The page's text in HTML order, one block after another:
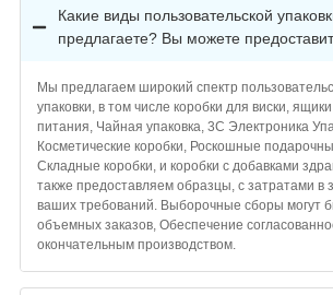
Какие виды пользовательской
предлагаете? Вы можете
Мы предлагаем широкий спектр
упаковки, в том числе коробки для виски,
питания, Чайная упаковка, 3C Электроника
Косметические коробки, Роскошные
Складные коробки, и коробки с добавками
также предоставляем образцы, с затратами в
ваших требований. Выборочные сборы могут
объемных заказов, Обеспечение
окончательным производством.